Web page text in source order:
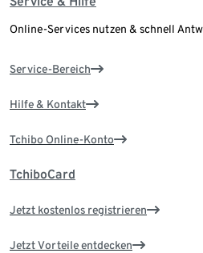
Online-Services nutzen & schnell
Service-Bereich
Hilfe & Kontakt
Tchibo Online-Konto
TchiboCard
Jetzt kostenlos registrieren
Jetzt Vorteile entdecken